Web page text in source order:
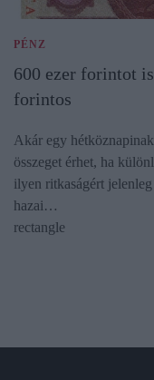
PÉNZ
600 ezer forintot
forintos
Akár egy
összeget érhet, ha
ilyen ritkaságért
hazai…
rectangle